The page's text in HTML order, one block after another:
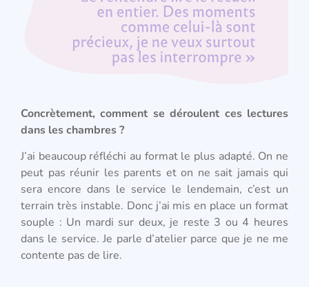
Concrètement, comment se déroulent ces lectures
dans les chambres ?
J’ai beaucoup réfléchi au format le plus adapté. On ne
peut pas réunir les parents et on ne sait jamais qui
sera encore dans le service le lendemain, c’est un
terrain très instable. Donc j’ai mis en place un format
souple : Un mardi sur deux, je reste 3 ou 4 heures
dans le service. Je parle d’atelier parce que je ne me
contente pas de lire.